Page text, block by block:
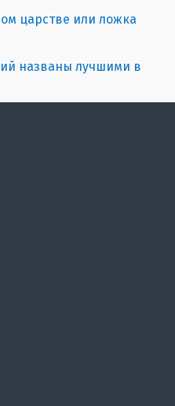
царстве или ложка
названы лучшими в